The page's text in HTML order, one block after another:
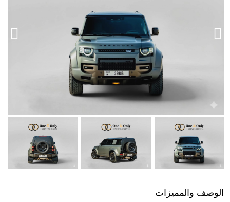
الوصف والمميزات